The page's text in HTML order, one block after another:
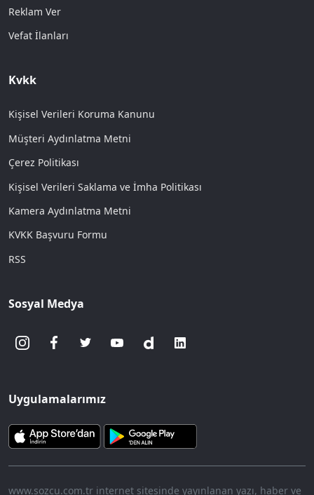
Reklam Ver
Vefat İlanları
Kvkk
Kişisel Verileri Koruma Kanunu
Müşteri Aydınlatma Metni
Çerez Politikası
Kişisel Verileri Saklama ve İmha Politikası
Kamera Aydınlatma Metni
KVKK Başvuru Formu
RSS
Sosyal Medya
Uygulamalarımız
www.sozcu.com.tr internet sitesinde yayınlanan yazı, haber ve